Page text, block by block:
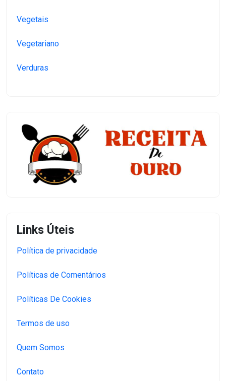
Vegetais
Vegetariano
Verduras
Links Úteis
Política de privacidade
Políticas de Comentários
Políticas De Cookies
Termos de uso
Quem Somos
Contato